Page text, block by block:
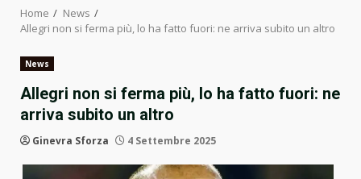
Home
News
Allegri non si ferma più, lo ha fatto fuori: ne arriva subito un altro
News
Allegri non si ferma più, lo ha fatto fuori: ne
arriva subito un altro
Ginevra Sforza 4 Settembre 2025